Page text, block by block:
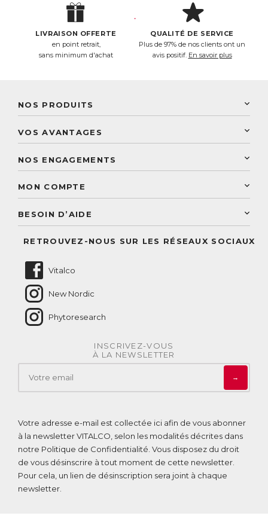
LIVRAISON OFFERTE
en point retrait,
sans minimum d'achat
QUALITÉ DE SERVICE
Plus de 97% de nos clients ont un
avis positif. En savoir plus
NOS PRODUITS
Laboratoire Landais
Découvrez le catalogue
VOS AVANTAGES
Paiement sécurisé
Conseils personnalisés
NOS ENGAGEMENTS
Conseil personnalisé
MON COMPTE
BESOIN D’AIDE
RETROUVEZ-NOUS SUR LES RÉSEAUX SOCIAUX
Vitalco
New Nordic
Phytoresearch
INSCRIVEZ-VOUS
À LA NEWSLETTER
→
Votre adresse e-mail est collectée ici afin de vous abonner
à la newsletter VITALCO, selon les modalités décrites dans
notre Politique de Confidentialité . Vous disposez du droit
de vous désinscrire à tout moment de cette newsletter.
Pour cela, un lien de désinscription sera joint à chaque
newsletter.